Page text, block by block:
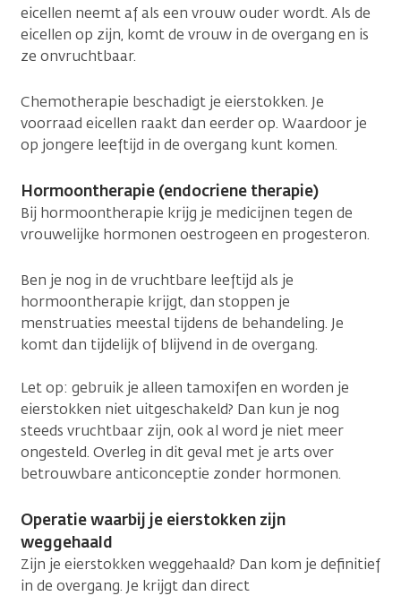
eicellen neemt af als een vrouw ouder wordt. Als de
eicellen op zijn, komt de vrouw in de overgang en is
ze onvruchtbaar.
Chemotherapie beschadigt je eierstokken. Je
voorraad eicellen raakt dan eerder op. Waardoor je
op jongere leeftijd in de overgang kunt komen.
Hormoontherapie (endocriene therapie)
Bij hormoontherapie krijg je medicijnen tegen de
vrouwelijke hormonen oestrogeen en progesteron.
Ben je nog in de vruchtbare leeftijd als je
hormoontherapie krijgt, dan stoppen je
menstruaties meestal tijdens de behandeling. Je
komt dan tijdelijk of blijvend in de overgang.
Let op: gebruik je alleen tamoxifen en worden je
eierstokken niet uitgeschakeld? Dan kun je nog
steeds vruchtbaar zijn, ook al word je niet meer
ongesteld. Overleg in dit geval met je arts over
betrouwbare anticonceptie zonder hormonen.
Operatie waarbij je eierstokken zijn
weggehaald
Zijn je eierstokken weggehaald? Dan kom je definitief
in de overgang. Je krijgt dan direct